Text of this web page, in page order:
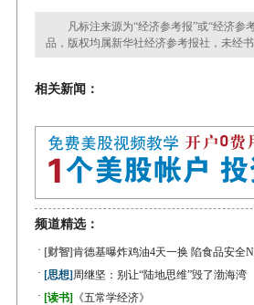
凡标注来源为“经济参考报”或“经济参
品，版权均属新华社经济参考报社，未经
相关新闻：
频道精选：
· [财智]肯德基曝炸鸡油4天一换 陷食品安全
· [思想] 周继坚：别让“陆地思维”毁了渤海湾
· [读书] 《五常学经济》